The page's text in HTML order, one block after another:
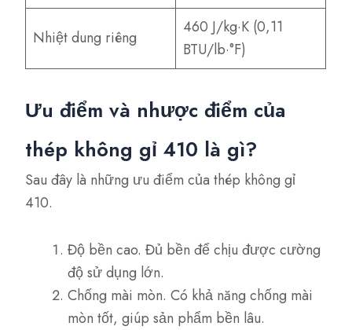
Nhiệt dung riêng
460 J/kg·K (0,11
BTU/lb·°F)
Ưu điểm và nhược điểm của
thép không gỉ 410 là gì?
Sau đây là những ưu điểm của thép không gỉ
410.
Độ bền cao. Đủ bền để chịu được cường
độ sử dụng lớn.
Chống mài mòn. Có khả năng chống mài
mòn tốt, giúp sản phẩm bền lâu.